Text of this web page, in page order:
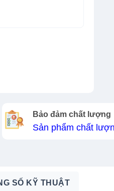
Bảo đảm chất lượng
Sản phẩm chất
SỐ KỸ THUẬT